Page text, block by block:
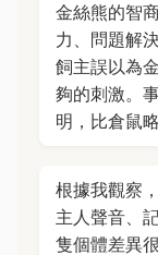
金絲熊的智
力、問題解
飼主誤以為
夠的刺激。
明，比倉鼠
根據我觀察
主人聲音、
隻個體差異